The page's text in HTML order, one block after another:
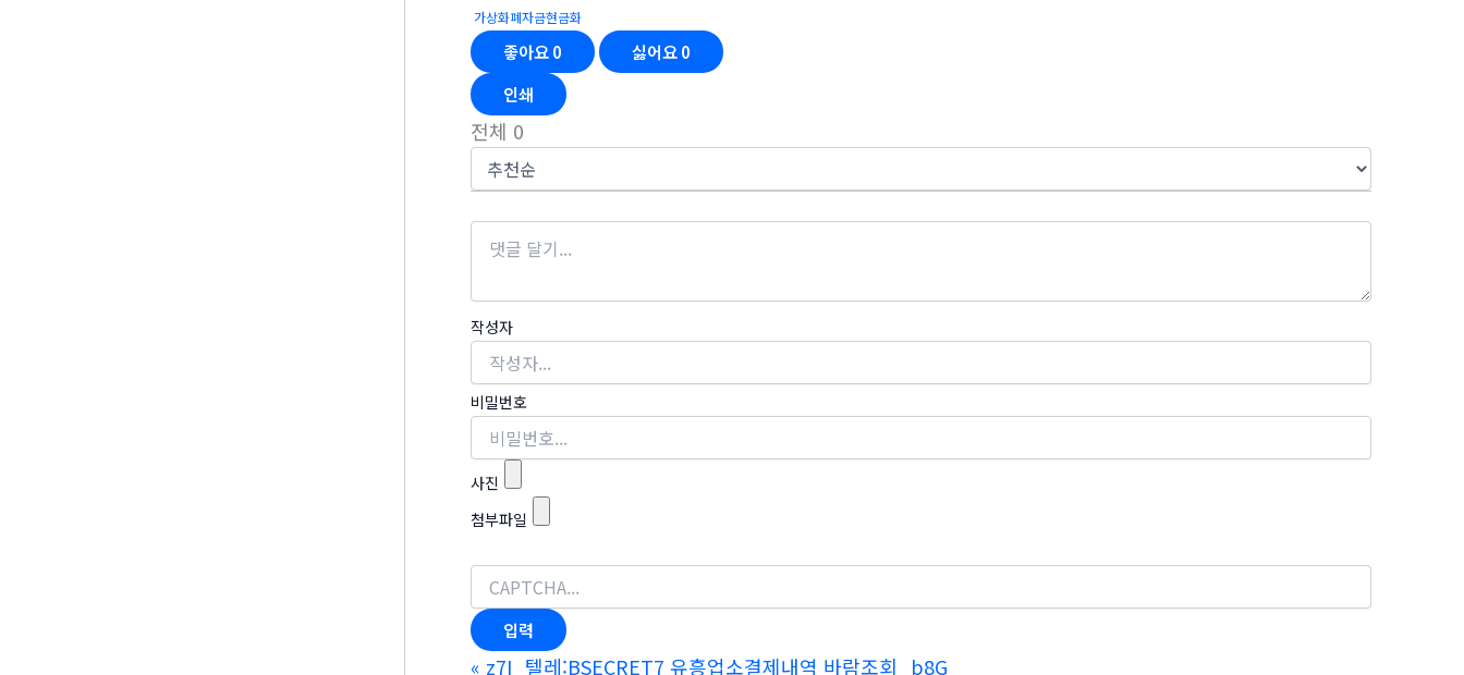
가상화폐자금현금화
좋아요0 싫어요0
인쇄
전체 0
작성자
비밀번호
사진
첨부파일
« z7I_텔레:BSECRET7 유흥업소결제내역 바람조회_b8G